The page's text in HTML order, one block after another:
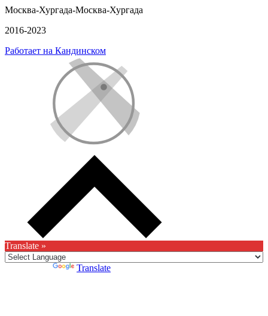
Москва-Хургада-Москва-Хургада
2016-2023
Работает на Кандинском
Translate »
Translate